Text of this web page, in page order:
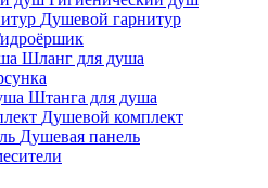
Душевой гарнитур
Шланг для душа
Штанга для душа
Душевой комплект
Душевая панель